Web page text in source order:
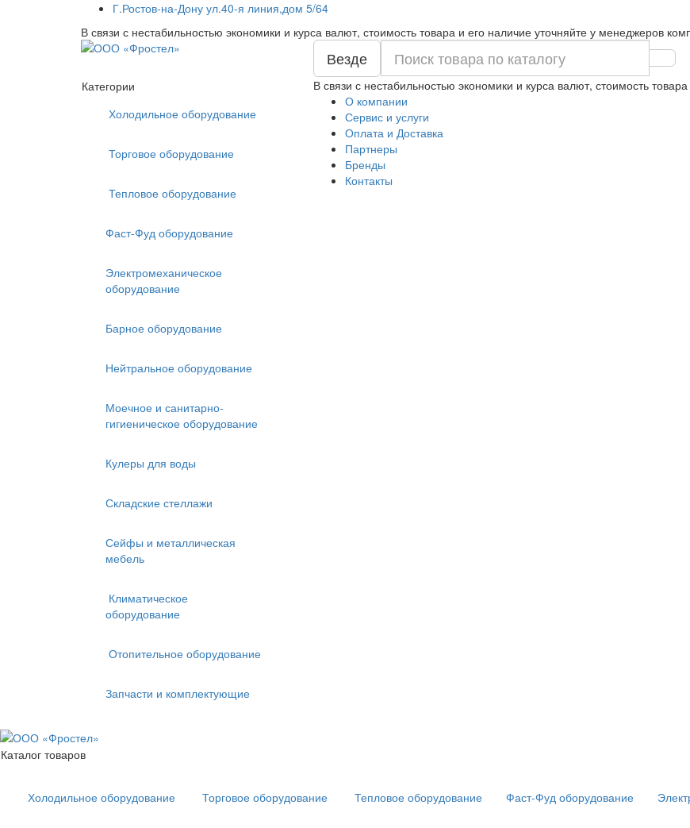
Г.Ростов-на-Дону ул.40-я линия,дом 5/64
В связи с нестабильностью экономики и курса валют, стоимость товара и его наличие уточняйте у менеджеров
Везде
В связи с нестабильностью экономики и курса валют, стоимость
О компании
Сервис и услуги
Оплата и Доставка
Партнеры
Бренды
Контакты
Категории
Холодильное оборудование
Торговое оборудование
Тепловое оборудование
Фаст-Фуд оборудование
Электромеханическое
оборудование
Барное оборудование
Нейтральное оборудование
Моечное и санитарно-
гигиеническое оборудование
Кулеры для воды
Складские стеллажи
Сейфы и металлическая
мебель
Климатическое
оборудование
Отопительное оборудование
Запчасти и комплектующие
Каталог товаров
Холодильное оборудование Торговое оборудование Тепловое оборудование Фаст-Фуд оборудование